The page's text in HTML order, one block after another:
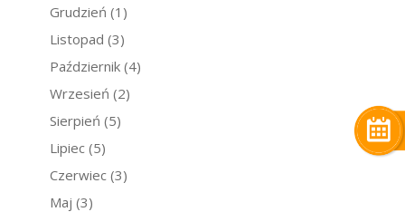
Grudzień (1)
Listopad (3)
Październik (4)
Wrzesień (2)
Sierpień (5)
Lipiec (5)
Czerwiec (3)
Maj (3)